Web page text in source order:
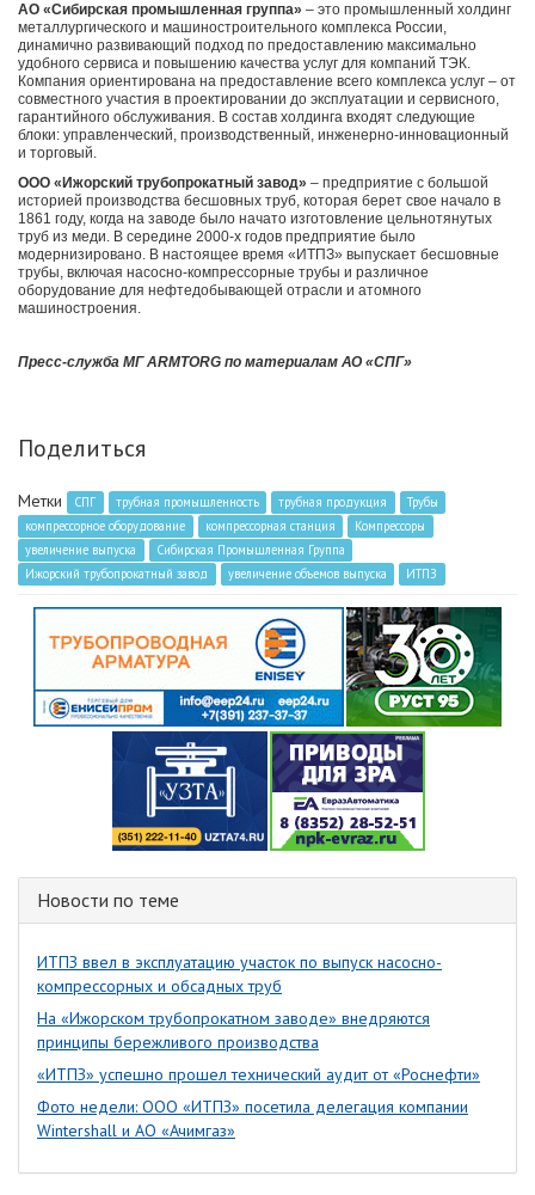
АО «Сибирская промышленная группа» – это промышленный холдинг
металлургического и машиностроительного комплекса России,
динамично развивающий подход по предоставлению максимально
удобного сервиса и повышению качества услуг для компаний ТЭК.
Компания ориентирована на предоставление всего комплекса услуг – от
совместного участия в проектировании до эксплуатации и сервисного,
гарантийного обслуживания. В состав холдинга входят следующие
блоки: управленческий, производственный, инженерно-инновационный
и торговый.
ООО «Ижорский трубопрокатный завод» – предприятие с большой
историей производства бесшовных труб, которая берет свое начало в
1861 году, когда на заводе было начато изготовление цельнотянутых
труб из меди. В середине 2000-х годов предприятие было
модернизировано. В настоящее время «ИТПЗ» выпускает бесшовные
трубы, включая насосно-компрессорные трубы и различное
оборудование для нефтедобывающей отрасли и атомного
машиностроения.
Пресс-служба МГ ARMTORG по материалам АО «СПГ»
Поделиться
Метки СПГ трубная промышленность трубная продукция
Трубы
компрессорное оборудование
компрессорная станция
Компрессоры
увеличение выпуска
Сибирская Промышленная Группа
Ижорский трубопрокатный завод
увеличение объемов выпуска ИТПЗ
Новости по теме
ИТПЗ ввел в эксплуатацию участок по выпуск насосно-
компрессорных и обсадных труб
На «Ижорском трубопрокатном заводе» внедряются
принципы бережливого производства
«ИТПЗ» успешно прошел технический аудит от «Роснефти»
Фото недели: ООО «ИТПЗ» посетила делегация компании
Wintershall и АО «Ачимгаз»